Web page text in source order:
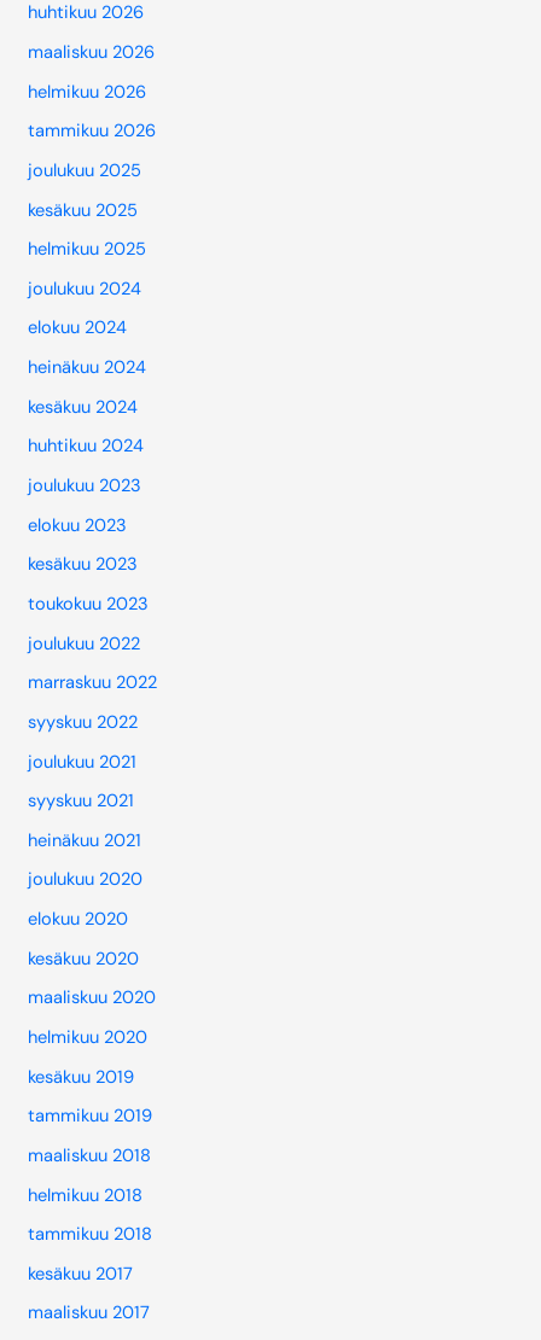
huhtikuu 2026
maaliskuu 2026
helmikuu 2026
tammikuu 2026
joulukuu 2025
kesäkuu 2025
helmikuu 2025
joulukuu 2024
elokuu 2024
heinäkuu 2024
kesäkuu 2024
huhtikuu 2024
joulukuu 2023
elokuu 2023
kesäkuu 2023
toukokuu 2023
joulukuu 2022
marraskuu 2022
syyskuu 2022
joulukuu 2021
syyskuu 2021
heinäkuu 2021
joulukuu 2020
elokuu 2020
kesäkuu 2020
maaliskuu 2020
helmikuu 2020
kesäkuu 2019
tammikuu 2019
maaliskuu 2018
helmikuu 2018
tammikuu 2018
kesäkuu 2017
maaliskuu 2017